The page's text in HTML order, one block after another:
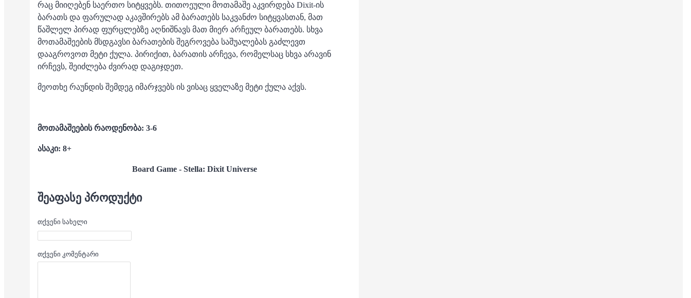
რაც მიიღებენ საერთო სიტყვებს. თითოეული მოთამაშე აკვირდება Dixit-ის
ბარათს და ფარულად აკავშირებს ამ ბარათებს საკვანძო სიტყვასთან, მათ
წაშლელ პირად ფურცლებზე აღნიშნავს მათ მიერ არჩეულ ბარათებს. სხვა
მოთამაშეების მსდგავსი ბარათების შეგროვება საშუალებას გაძლევთ
დააგროვოთ მეტი ქულა. პირიქით, ბარათის არჩევა, რომელსაც სხვა არავინ
ირჩევს, შეიძლება ძვირად დაგიჯდეთ.
მეოთხე რაუნდის შემდეგ იმარჯვებს ის ვისაც ყველაზე მეტი ქულა აქვს.
მოთამაშეების რაოდენობა: 3-6
ასაკი: 8+
Board Game - Stella: Dixit Universe
ᲨᲔᲐᲤᲐᲡᲔ ᲞᲠᲝᲓᲣᲥᲢᲘ
თქვენი სახელი
თქვენი კომენტარი